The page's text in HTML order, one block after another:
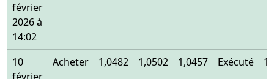
février
2026 à
14:02
10
Acheter 1,0482 1,0502 1,0457 Exécuté